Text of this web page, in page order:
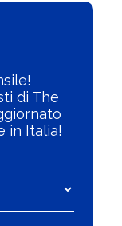
di The
in Italia!